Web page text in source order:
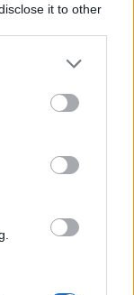
it to other
for Caribbean
Greece|
for Saudi